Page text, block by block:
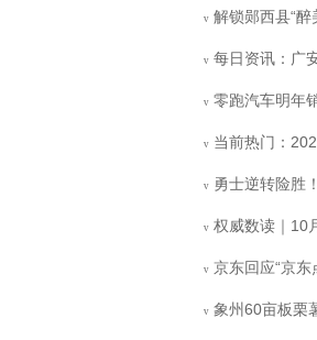
v 解锁郧西县“醉
v 每日资讯：广
v 零跑汽车明年
v 当前热门：
v 勇士逆转险胜
v 权威数读｜10
v 京东回应“京
v 象州60亩板栗